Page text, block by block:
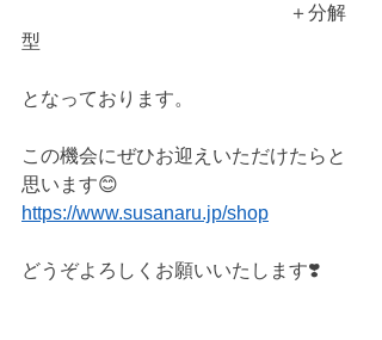
＋分解
型
となっております。
この機会にぜひお迎えいただけたらと
思います😊
https://www.susanaru.jp/shop
どうぞよろしくお願いいたします❣️